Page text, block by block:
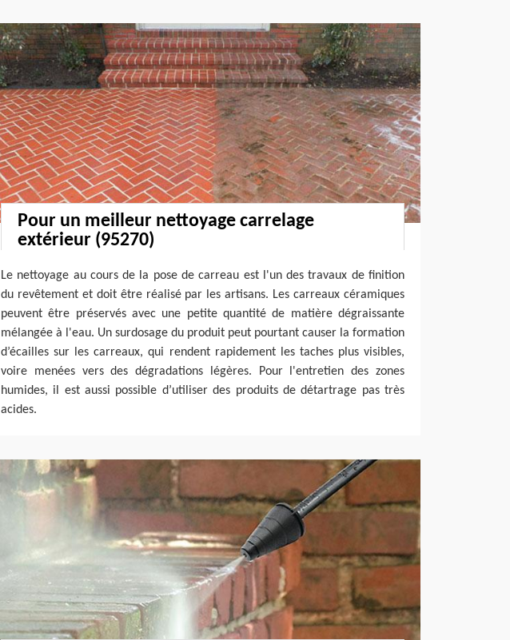
Pour un meilleur nettoyage carrelage
extérieur (95270)
Le nettoyage au cours de la pose de carreau est l'un des travaux de finition
du revêtement et doit être réalisé par les artisans. Les carreaux céramiques
peuvent être préservés avec une petite quantité de matière dégraissante
mélangée à l'eau. Un surdosage du produit peut pourtant causer la formation
d’écailles sur les carreaux, qui rendent rapidement les taches plus visibles,
voire menées vers des dégradations légères. Pour l'entretien des zones
humides, il est aussi possible d’utiliser des produits de détartrage pas très
acides.